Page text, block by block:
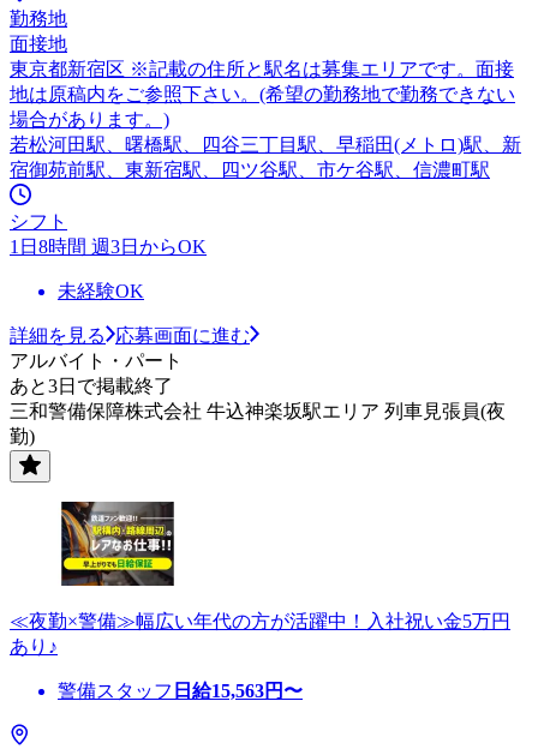
勤務地
面接地
東京都新宿区 ※記載の住所と駅名は募集エリアです。面接
地は原稿内をご参照下さい。(希望の勤務地で勤務できない
場合があります。)
若松河田駅、曙橋駅、四谷三丁目駅、早稲田(メトロ)駅、新
宿御苑前駅、東新宿駅、四ツ谷駅、市ケ谷駅、信濃町駅
シフト
1日8時間 週3日からOK
未経験OK
詳細を見る
応募画面に進む
アルバイト・パート
あと3日で掲載終了
三和警備保障株式会社 牛込神楽坂駅エリア 列車見張員(夜
勤)
≪夜勤×警備≫幅広い年代の方が活躍中！入社祝い金5万円
あり♪
警備スタッフ 日給15,563円〜